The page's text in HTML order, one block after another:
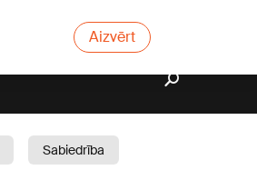
Aizvērt
Sabiedrība